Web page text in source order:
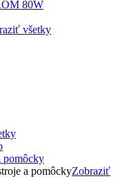
všetky
pomôcky
a pomôckyZobraziť